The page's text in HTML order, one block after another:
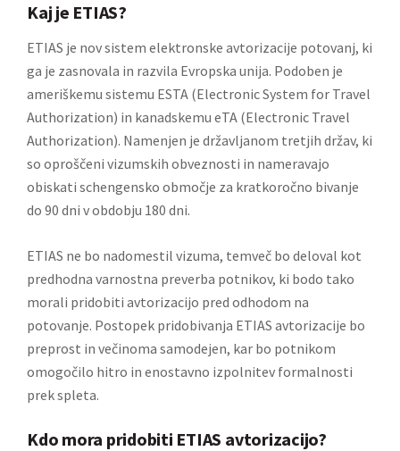
Kaj je ETIAS?
ETIAS je nov sistem elektronske avtorizacije potovanj, ki
ga je zasnovala in razvila Evropska unija. Podoben je
ameriškemu sistemu ESTA (Electronic System for Travel
Authorization) in kanadskemu eTA (Electronic Travel
Authorization). Namenjen je državljanom tretjih držav, ki
so oproščeni vizumskih obveznosti in nameravajo
obiskati schengensko območje za kratkoročno bivanje
do 90 dni v obdobju 180 dni.
ETIAS ne bo nadomestil vizuma, temveč bo deloval kot
predhodna varnostna preverba potnikov, ki bodo tako
morali pridobiti avtorizacijo pred odhodom na
potovanje. Postopek pridobivanja ETIAS avtorizacije bo
preprost in večinoma samodejen, kar bo potnikom
omogočilo hitro in enostavno izpolnitev formalnosti
prek spleta.
Kdo mora pridobiti ETIAS avtorizacijo?